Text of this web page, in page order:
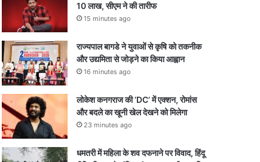
10 लाख, सीएम ने की तारीफ
15 minutes ago
राज्यपाल बागडे ने युवाओं से कृषि को तकनीक
और उद्यमिता से जोड़ने का किया आह्वान
16 minutes ago
लोकेश कनगराज की ‘DC’ में एक्शन, रोमांस
और बदले का खूनी खेल देखने को मिलेगा
23 minutes ago
धमतरी में महिला के शव दफनाने पर विवाद, हिंदू